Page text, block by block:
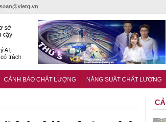
sở
cậy
AI,
trách
xe
CẢNH BÁO CHẤT LƯỢNG NĂNG SUẤT CHẤT LƯỢNG